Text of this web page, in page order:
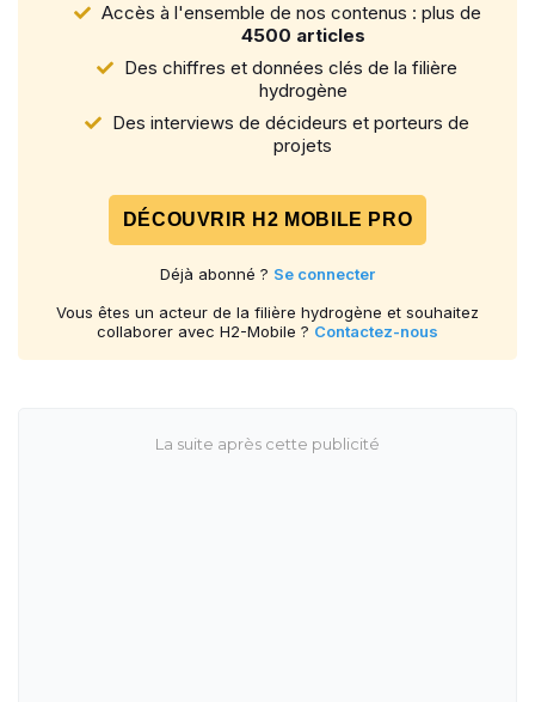
Accès à l'ensemble de nos contenus : plus de
4500 articles
Des chiffres et données clés de la filière
hydrogène
Des interviews de décideurs et porteurs de
projets
DÉCOUVRIR H2 MOBILE PRO
Déjà abonné ? Se connecter
Vous êtes un acteur de la filière hydrogène et souhaitez
collaborer avec H2-Mobile ? Contactez-nous